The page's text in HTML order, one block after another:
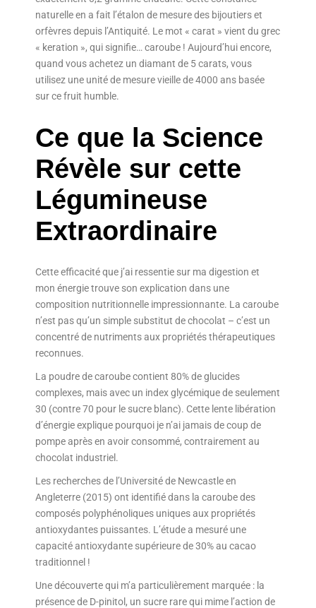
naturelle en a fait l’étalon de mesure des bijoutiers et
orfèvres depuis l’Antiquité. Le mot « carat » vient du grec
« keration », qui signifie… caroube ! Aujourd’hui encore,
quand vous achetez un diamant de 5 carats, vous
utilisez une unité de mesure vieille de 4000 ans basée
sur ce fruit humble.
Ce que la Science
Révèle sur cette
Légumineuse
Extraordinaire
Cette efficacité que j’ai ressentie sur ma digestion et
mon énergie trouve son explication dans une
composition nutritionnelle impressionnante. La caroube
n’est pas qu’un simple substitut de chocolat – c’est un
concentré de nutriments aux propriétés thérapeutiques
reconnues.
La poudre de caroube contient 80% de glucides
complexes, mais avec un index glycémique de seulement
30 (contre 70 pour le sucre blanc). Cette lente libération
d’énergie explique pourquoi je n’ai jamais de coup de
pompe après en avoir consommé, contrairement au
chocolat industriel.
Les recherches de l’Université de Newcastle en
Angleterre (2015) ont identifié dans la caroube des
composés polyphénoliques uniques aux propriétés
antioxydantes puissantes. L’étude a mesuré une
capacité antioxydante supérieure de 30% au cacao
traditionnel !
Une découverte qui m’a particulièrement marquée : la
présence de D-pinitol, un sucre rare qui mime l’action de